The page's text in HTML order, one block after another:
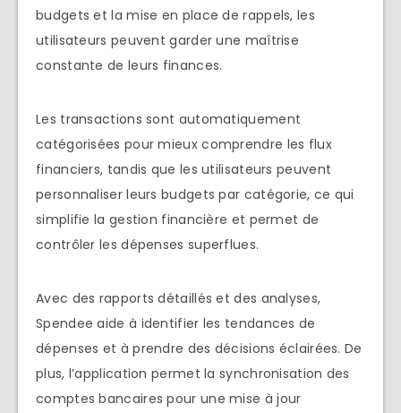
budgets et la mise en place de rappels, les
utilisateurs peuvent garder une maîtrise
constante de leurs finances.
Les transactions sont automatiquement
catégorisées pour mieux comprendre les flux
financiers, tandis que les utilisateurs peuvent
personnaliser leurs budgets par catégorie, ce qui
simplifie la gestion financière et permet de
contrôler les dépenses superflues.
Avec des rapports détaillés et des analyses,
Spendee aide à identifier les tendances de
dépenses et à prendre des décisions éclairées. De
plus, l’application permet la synchronisation des
comptes bancaires pour une mise à jour